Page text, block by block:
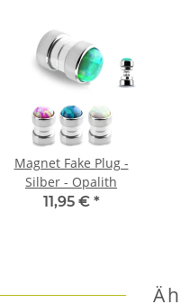
Magnet Fake Plug -
Silber - Opalith
11,95 € *